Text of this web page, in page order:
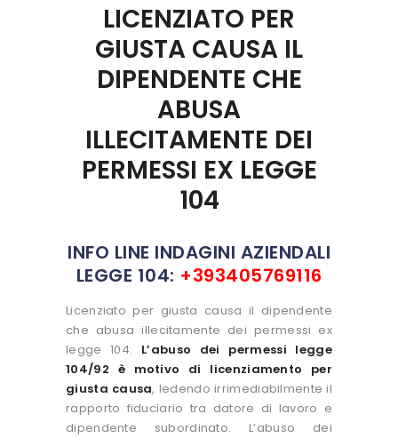
LICENZIATO PER
GIUSTA CAUSA IL
DIPENDENTE CHE
ABUSA
ILLECITAMENTE DEI
PERMESSI EX LEGGE
104
INFO LINE INDAGINI AZIENDALI
LEGGE 104: +393405769116
Licenziato per giusta causa il dipendente
che abusa illecitamente dei permessi ex
legge 104. L’abuso dei permessi legge
104/92 è motivo di licenziamento per
giusta causa, ledendo irrimediabilmente il
rapporto fiduciario tra datore di lavoro e
dipendente subordinato. L’abuso dei